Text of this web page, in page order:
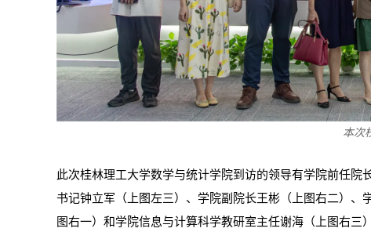
本次
此次桂林理工大学数学与统计学院到 访的领导有学院前任院
书记钟立军（上图左三）、学院副院长王彬（上图右二）
图右一）和学院信息与计算科学教研室主任谢海（上图右三）